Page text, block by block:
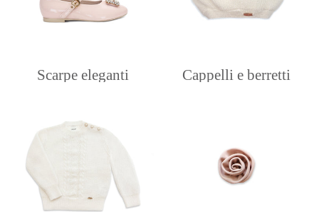
Scarpe eleganti Cappelli e berretti